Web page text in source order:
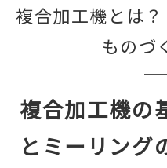
複合加工機とは
ものづ
複合加工機の
とミーリング